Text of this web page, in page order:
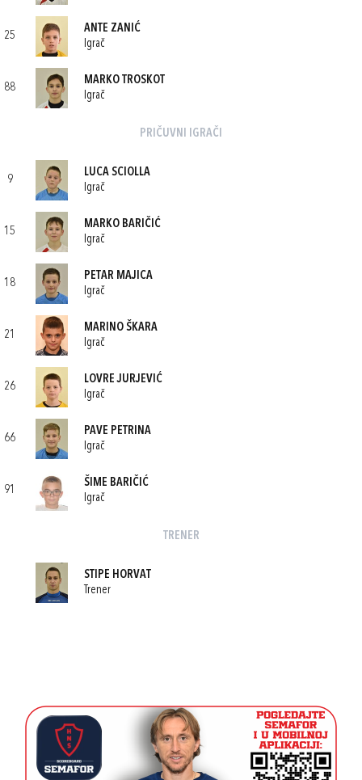
25
ANTE ZANIĆ
Igrač
88
MARKO TROSKOT
Igrač
PRIČUVNI IGRAČI
9
LUCA SCIOLLA
Igrač
15
MARKO BARIČIĆ
Igrač
18
PETAR MAJICA
Igrač
21
MARINO ŠKARA
Igrač
26
LOVRE JURJEVIĆ
Igrač
66
PAVE PETRINA
Igrač
91
ŠIME BARIČIĆ
Igrač
TRENER
STIPE HORVAT
Trener